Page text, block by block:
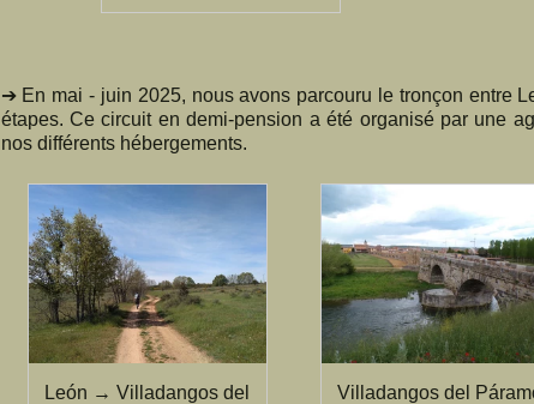
➔ En mai - juin 2025, nous avons parcouru le tronçon entre
étapes. Ce circuit en demi-pension a été organisé par une
nos différents hébergements.
León → Villadangos del Villadangos del